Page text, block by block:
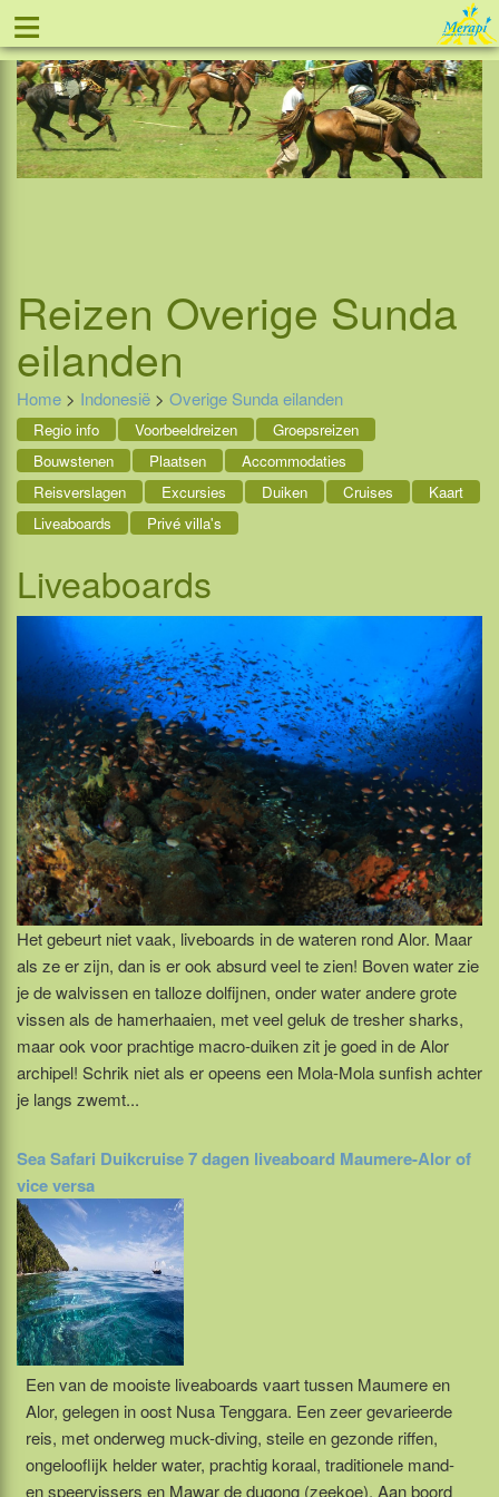
≡ Tel: 088 - 81 11 999
Reizen Overige Sunda
eilanden
Home > Indonesië > Overige Sunda eilanden
Regio info Voorbeeldreizen
Groepsreizen
Bouwstenen
Plaatsen
Accommodaties
Reisverslagen
Excursies Duiken Cruises
Kaart
Liveaboards
Privé villa's
Liveaboards
Het gebeurt niet vaak, liveboards in de wateren rond Alor. Maar
als ze er zijn, dan is er ook absurd veel te zien! Boven water zie
je de walvissen en talloze dolfijnen, onder water andere grote
vissen als de hamerhaaien, met veel geluk de tresher sharks,
maar ook voor prachtige macro-duiken zit je goed in de Alor
archipel! Schrik niet als er opeens een Mola-Mola sunfish achter
je langs zwemt...
Sea Safari Duikcruise 7 dagen liveaboard Maumere-Alor of
vice versa
Een van de mooiste liveaboards vaart tussen Maumere en
Alor, gelegen in oost Nusa Tenggara. Een zeer gevarieerde
reis, met onderweg muck-diving, steile en gezonde riffen,
ongelooflijk helder water, prachtig koraal, traditionele mand-
en speervissers en Mawar de dugong (zeekoe). Aan boord